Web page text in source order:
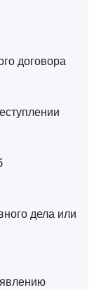
договора
дела или